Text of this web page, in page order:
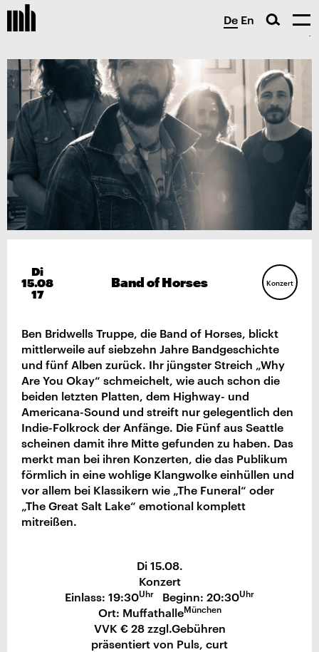
De En
Di
15.08
17
Band of Horses Konzert
Ben Bridwells Truppe, die Band of Horses, blickt
mittlerweile auf siebzehn Jahre Bandgeschichte
und fünf Alben zurück. Ihr jüngster Streich „Why
Are You Okay“ schmeichelt, wie auch schon die
beiden letzten Platten, dem Highway- und
Americana-Sound und streift nur gelegentlich den
Indie-Folkrock der Anfänge. Die Fünf aus Seattle
scheinen damit ihre Mitte gefunden zu haben. Das
merkt man bei ihren Konzerten, die das Publikum
förmlich in eine wohlige Klangwolke einhüllen und
vor allem bei Klassikern wie „The Funeral“ oder
„The Great Salt Lake“ emotional komplett
mitreißen.
Di 15.08.
Konzert
Einlass: 19:30Uhr Beginn: 20:30Uhr
Ort: MuffathalleMünchen
VVK € 28 zzgl.Gebühren
präsentiert von Puls, curt